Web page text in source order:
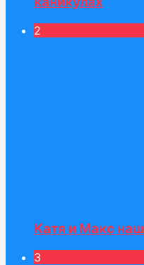
2
Катя и Макс
3